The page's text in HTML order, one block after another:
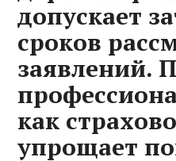
допускает
сроков
заявлений.
как
упрощает